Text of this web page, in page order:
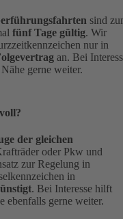
sind
fünf Tage gültig. Wir
nur in
an. Bei
gerne weiter.
der gleichen
oder Pkw und
zur Regelung in
in
. Bei Interesse hilft
ebenfalls gerne weiter.